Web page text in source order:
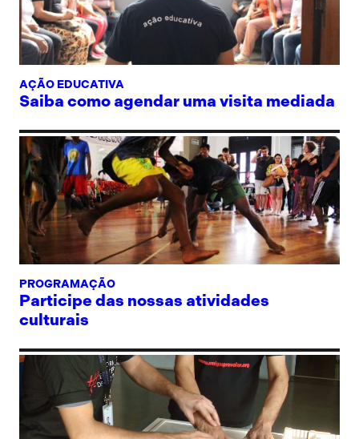
AÇÃO EDUCATIVA
Saiba como agendar uma visita mediada
PROGRAMAÇÃO
Participe das nossas atividades
culturais